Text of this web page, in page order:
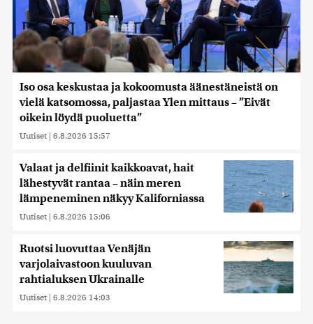
Iso osa keskustaa ja kokoomusta äänestäneistä on
vielä katsomossa, paljastaa Ylen mittaus – ”Eivät
oikein löydä puoluetta”
Uutiset | 6.8.2026 15:57
Valaat ja delfiinit kaikkoavat, hait
lähestyvät rantaa – näin meren
lämpeneminen näkyy Kaliforniassa
Uutiset | 6.8.2026 15:06
Ruotsi luovuttaa Venäjän
varjolaivastoon kuuluvan
rahtialuksen Ukrainalle
Uutiset | 6.8.2026 14:03